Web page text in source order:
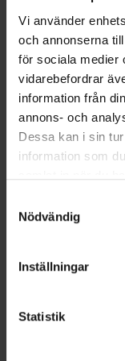
Vi använder
och annonserna
för sociala medier
vidarebefordrar
information från
annons- och
Dessa kan i sin
information som
Nödvändig
Inställningar
Statistik
Att använda
vanligaste
”stulna”
för att beställa
eller söka lån.
Hur ska jag
Det finns
personuppgifter
Trygg Surf+
.
dina uppgifter
kan få tag på
skaffa en låda
fakturor och ta